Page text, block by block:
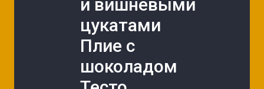
и вишневыми
цукатами
Плие с
шоколадом